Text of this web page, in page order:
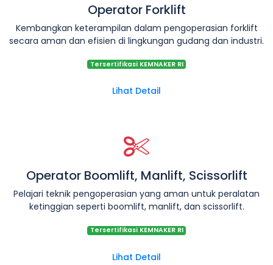
Operator Forklift
Kembangkan keterampilan dalam pengoperasian forklift
secara aman dan efisien di lingkungan gudang dan industri.
Tersertifikasi KEMNAKER RI
Lihat Detail
Operator Boomlift, Manlift, Scissorlift
Pelajari teknik pengoperasian yang aman untuk peralatan
ketinggian seperti boomlift, manlift, dan scissorlift.
Tersertifikasi KEMNAKER RI
Lihat Detail